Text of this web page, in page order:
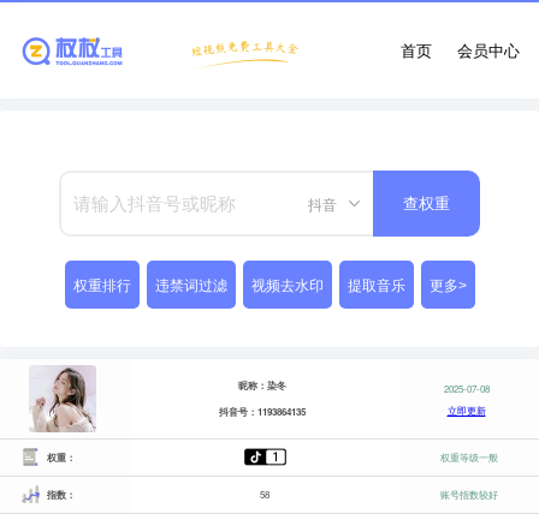
会员中心
首页
抖音 查权重
权重排行 违禁词过滤 视频去水印 提取音乐 更多>
昵称：染冬
抖音号：1193864135
2025-07-08
立即更新
权重： 权重等级一般
指数： 58 账号指数较好